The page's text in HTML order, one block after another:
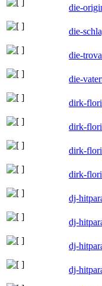
die-
die-
die-
die-
dirk-
dirk-
dirk-
dirk-
dj-
dj-
dj-
dj-